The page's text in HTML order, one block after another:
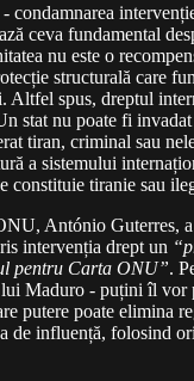
condamnarea
ceva fundamental
nu este o
structurală care
Altfel spus, dreptul
stat nu poate fi
tiran, criminal sau
a sistemului
constituie tiranie sau
António Guterres, a
intervenția drept un
pentru Carta ONU”.
lui Maduro - puțini îl vor
putere poate elimina
de influență, folosind